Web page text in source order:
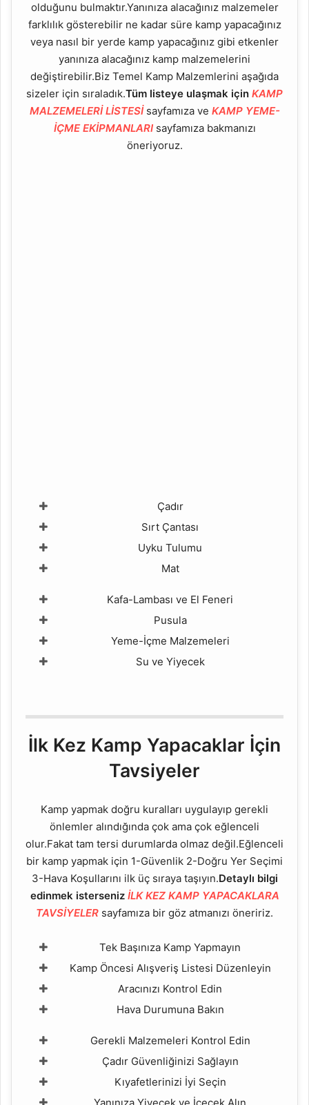
olduğunu bulmaktır.Yanınıza alacağınız malzemeler
farklılık gösterebilir ne kadar süre kamp yapacağınız
veya nasıl bir yerde kamp yapacağınız gibi etkenler
yanınıza alacağınız kamp malzemelerini
değiştirebilir.Biz Temel Kamp Malzemlerini aşağıda
sizeler için sıraladık.Tüm listeye ulaşmak için KAMP
MALZEMELERİ LİSTESİsayfamıza ve KAMP YEME-
İÇME EKİPMANLARI sayfamıza bakmanızı
öneriyoruz.
Çadır
Sırt Çantası
Uyku Tulumu
Mat
Kafa-Lambası ve El Feneri
Pusula
Yeme-İçme Malzemeleri
Su ve Yiyecek
İlk Kez Kamp Yapacaklar İçin
Tavsiyeler
Kamp yapmak doğru kuralları uygulayıp gerekli
önlemler alındığında çok ama çok eğlenceli
olur.Fakat tam tersi durumlarda olmaz değil.Eğlenceli
bir kamp yapmak için 1-Güvenlik 2-Doğru Yer Seçimi
3-Hava Koşullarını ilk üç sıraya taşıyın.Detaylı bilgi
edinmek isterseniz İLK KEZ KAMP YAPACAKLARA
TAVSİYELER sayfamıza bir göz atmanızı öneririz.
Tek Başınıza Kamp Yapmayın
Kamp Öncesi Alışveriş Listesi Düzenleyin
Aracınızı Kontrol Edin
Hava Durumuna Bakın
Gerekli Malzemeleri Kontrol Edin
Çadır Güvenliğinizi Sağlayın
Kıyafetlerinizi İyi Seçin